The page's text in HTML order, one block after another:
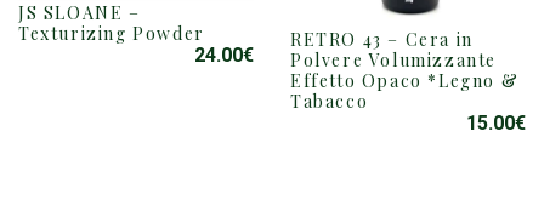
JS SLOANE –
Texturizing Powder
24.00€
RETRO 43 – Cera in
Polvere Volumizzante
Effetto Opaco *Legno &
Tabacco
15.00€